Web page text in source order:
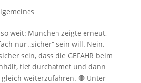
weit: München zeigte erneut,
nur „sicher“ sein will. Nein.
sein, dass die GEFAHR beim
tief durchatmet und dann
weiterzufahren. 🛑 Unter